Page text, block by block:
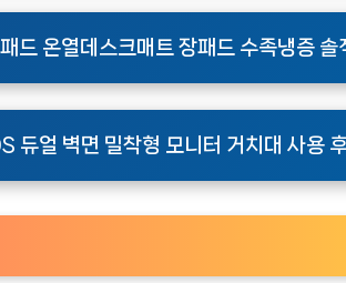
온열데스크매트 장패드 수족냉증 솔
듀얼 벽면 밀착형 모니터 거치대 사용 후